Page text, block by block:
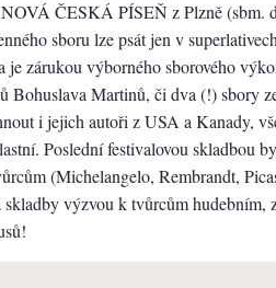
ČESKÁ PÍSEŇ z Plzně (sbm.
sboru lze psát jen v
zárukou výborného sborového
Bohuslava Martinů, či dva (!) sbory
i jejich autoři z USA a Kanady,
Poslední festivalovou skladbou
(Michelangelo, Rembrandt,
výzvou k tvůrcům hudebním,